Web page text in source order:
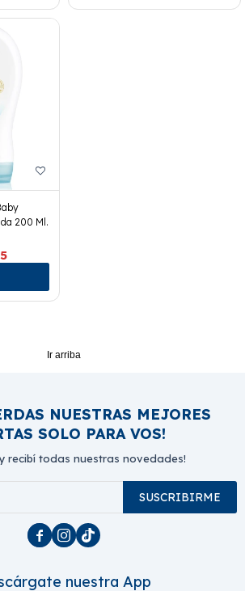
200 Ml.
Ir arriba
NUESTRAS MEJORES
SOLO PARA VOS!
y recibí todas nuestras novedades!
SUSCRIBIRME
  
nuestra App